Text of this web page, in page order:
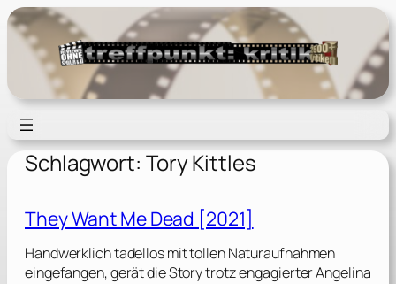
Zum
Inhalt
springen
Schlagwort: Tory Kittles
They Want Me Dead [2021]
Handwerklich tadellos mit tollen Naturaufnahmen
eingefangen, gerät die Story trotz engagierter Angelina